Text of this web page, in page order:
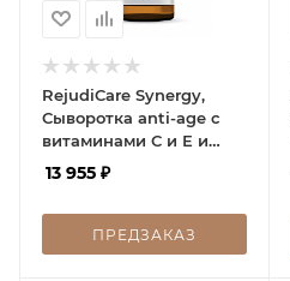
RejudiCare Synergy,
Сыворотка anti-age с
витаминами С и Е и
пептидами, 2CRM+
Serum, 30 мл
13 955 ₽
ПРЕДЗАКАЗ